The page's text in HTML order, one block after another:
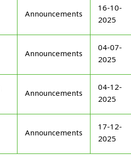
Announcements
16-10-
2025
Announcements
04-07-
2025
Announcements
04-12-
2025
Announcements
17-12-
2025